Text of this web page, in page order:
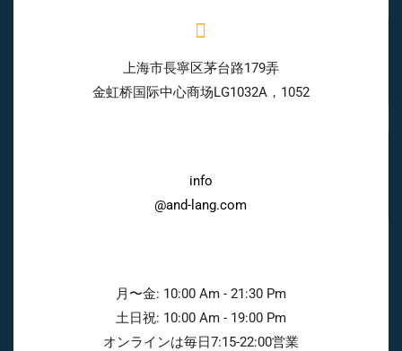
上海市長寧区茅台路179弄
金虹桥国际中心商场LG1032A，1052
info
@and-lang.com
月〜金: 10:00 Am - 21:30 Pm
土日祝: 10:00 Am - 19:00 Pm
オンラインは毎日7:15-22:00営業